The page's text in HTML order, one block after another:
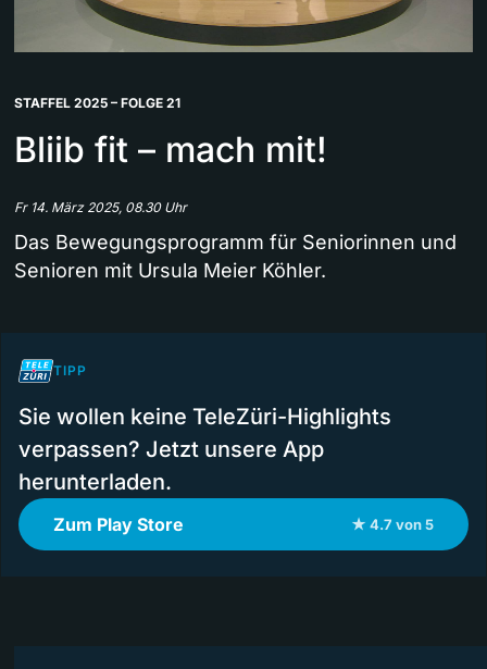
STAFFEL 2025 – FOLGE 21
Bliib fit – mach mit!
Fr 14. März 2025, 08.30 Uhr
Das Bewegungsprogramm für Seniorinnen und
Senioren mit Ursula Meier Köhler.
TIPP
Sie wollen keine TeleZüri-Highlights
verpassen? Jetzt unsere App
herunterladen.
Zum Play Store ★ 4.7 von 5